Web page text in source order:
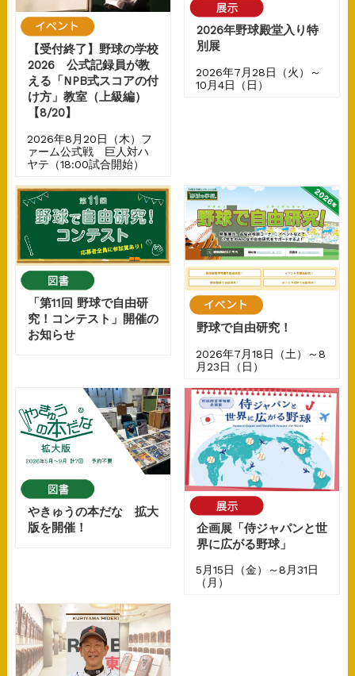
【受付終了】野球の学校
2026 公式記録員が教
える「NPB式スコアの付
け方」教室（上級編）
【8/20】
2026年8月20日（木）フ
ァーム公式戦 巨人対ハ
ヤテ（18:00試合開始）
2026年野球殿堂入り特
別展
2026年7月28日（火）～
10月4日（日）
「第11回 野球で自由研
究！コンテスト」開催の
お知らせ
野球で自由研究！
2026年7月18日（土）～8
月23日（日）
やきゅうの本だな 拡大
版を開催！
企画展「侍ジャパンと世
界に広がる野球」
5月15日（金）～8月31日
（月）